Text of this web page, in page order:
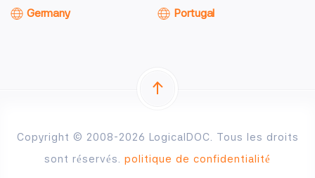
Germany
Portugal
Copyright © 2008-2026 LogicalDOC. Tous les droits
sont réservés. politique de confidentialité